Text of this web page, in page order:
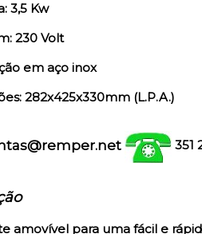
3,5 Kw
230 Volt
em aço inox
282x425x330mm (L.P.A.)
351
amovível para uma fácil e